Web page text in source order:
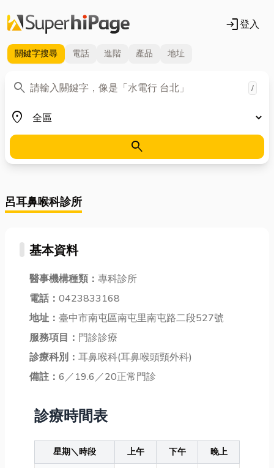
login登入
關鍵字搜尋 電話 進階 產品 地址
search
關鍵字 /
place
地區
search
呂耳鼻喉科診所
基本資料
醫事機構種類： 專科診所
電話： 0423833168
地址： 臺中市南屯區南屯里南屯路二段527號
服務項目： 門診診療
診療科別： 耳鼻喉科(耳鼻喉頭頸外科)
備註： 6／19.6／20正常門診
診療時間表
星期＼時段 上午 下午
晚上